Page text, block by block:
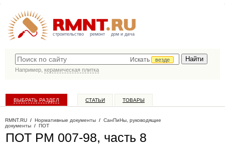
строительство ремонт дом и дача
Искать
везде
Например, керамическая плитка
ВЫБРАТЬ РАЗДЕЛ СТАТЬИ ТОВАРЫ
RMNT.RU / Нормативные документы / СанПиНы, руководящие
документы / ПОТ
ПОТ РМ 007-98, часть 8